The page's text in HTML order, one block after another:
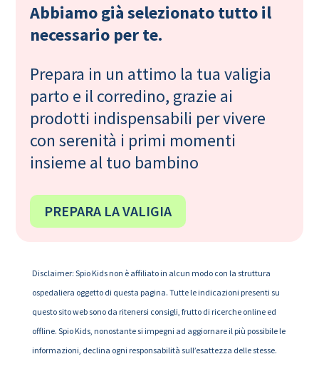
Abbiamo già selezionato tutto il
necessario per te.
Prepara in un attimo la tua valigia
parto e il corredino, grazie ai
prodotti indispensabili per vivere
con serenità i primi momenti
insieme al tuo bambino
PREPARA LA VALIGIA
Disclaimer: Spio Kids non è affiliato in alcun modo con la struttura
ospedaliera oggetto di questa pagina. Tutte le indicazioni presenti su
questo sito web sono da ritenersi consigli, frutto di ricerche online ed
offline. Spio Kids, nonostante si impegni ad aggiornare il più possibile le
informazioni, declina ogni responsabilità sull’esattezza delle stesse.